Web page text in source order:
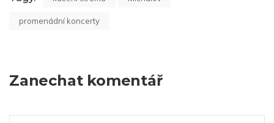
promenádní koncerty
Zanechat komentář